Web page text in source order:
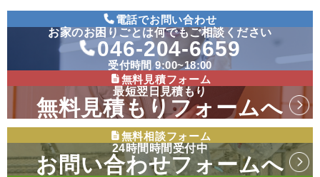
電話でお問い合わせ
お家のお困りごとは何でもご相談ください
046-204-6659
受付時間 9:00~18:00
無料見積フォーム
最短翌日見積もり
無料見積もりフォームへ
無料相談フォーム
24時間時間受付中
お問い合わせフォームへ